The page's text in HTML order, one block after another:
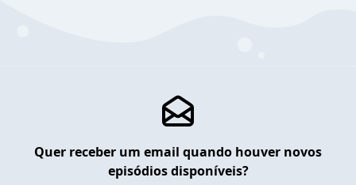
Quer receber um email quando houver novos
episódios disponíveis?